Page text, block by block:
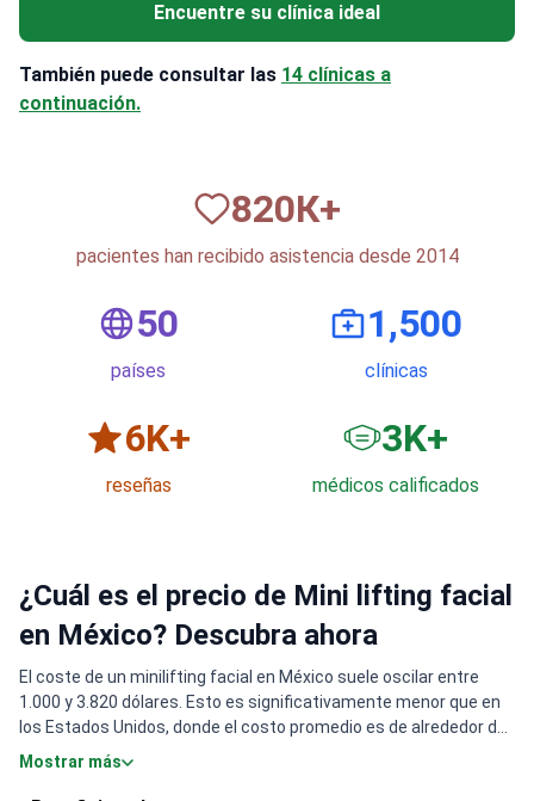
Encuentre su clínica ideal
También puede consultar las 14 clínicas a
continuación.
820К+
pacientes han recibido asistencia desde 2014
50
países
1,500
clínicas
6K+
reseñas
3K+
médicos calificados
¿Cuál es el precio de Mini lifting facial
en México? Descubra ahora
El coste de un minilifting facial en México suele oscilar entre
1.000 y 3.820 dólares. Esto es significativamente menor que en
los Estados Unidos, donde el costo promedio es de alrededor de
$ 6,000. Los pacientes pueden ahorrar hasta un 74% en este
Mostrar más